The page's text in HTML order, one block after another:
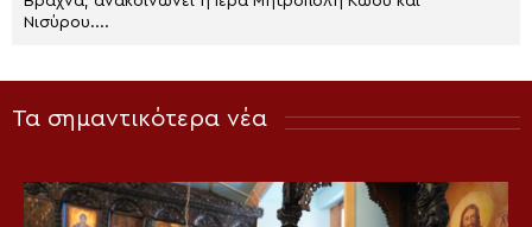
Νισύρου....
Τα σημαντικότερα νέα